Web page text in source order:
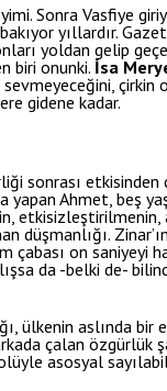
Sonra Vasfiye
yıllardır.
yoldan gelip
biri onunki. İsa
sevmeyeceğini,
gidene kadar.
sonrası etkisinden
yapan Ahmet, beş
etkisizleştirilmenin,
düşmanlığı.
çabası on saniyeyi
da -belki de-
ülkenin aslında bir
çalan özgürlük
asosyal